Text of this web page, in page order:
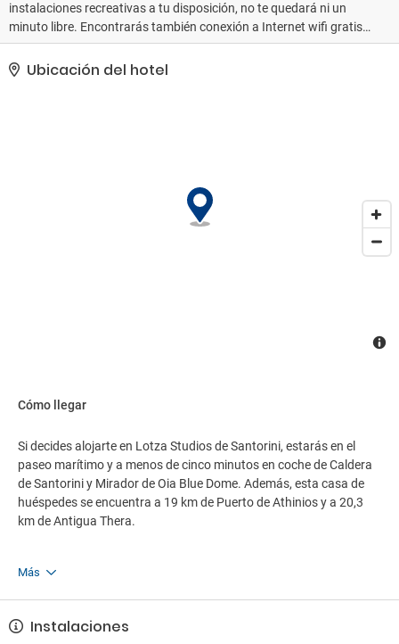
instalaciones recreativas a tu disposición, no te quedará ni un
minuto libre. Encontrarás también conexión a Internet wifi gratis y
servicios de conserjería.. Tendrás un servicio de recepción las 24
horas, consigna de equipaje y una caja fuerte en recepción a tu
Ubicación del hotel
Cómo llegar
Si decides alojarte en Lotza Studios de Santorini, estarás en el
paseo marítimo y a menos de cinco minutos en coche de Caldera
de Santorini y Mirador de Oia Blue Dome. Además, esta casa de
huéspedes se encuentra a 19 km de Puerto de Athinios y a 20,3
km de Antigua Thera.
Más
Instalaciones